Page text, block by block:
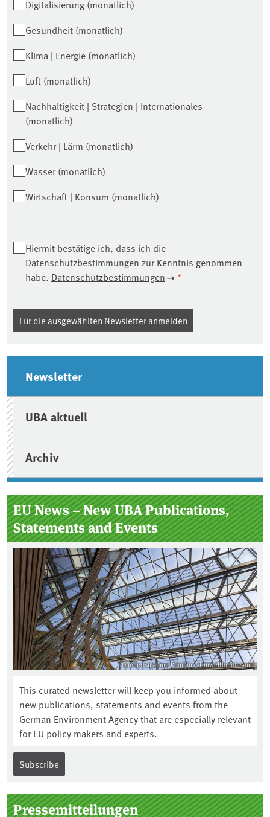
Digitalisierung (monatlich)
Gesundheit (monatlich)
Klima | Energie (monatlich)
Luft (monatlich)
Nachhaltigkeit | Strategien | Internationales
(monatlich)
Verkehr | Lärm (monatlich)
Wasser (monatlich)
Wirtschaft | Konsum (monatlich)
Hiermit bestätige ich, dass ich die
Datenschutzbestimmungen zur Kenntnis genommen
habe. Datenschutzbestimmungen *
Seitenleiste
Newsletter
UBA aktuell
Archiv
EU News – New UBA Publications,
Statements and Events
Quelle: Susanne Kambor / Umweltbundesamt
This curated newsletter will keep you informed about
new publications, statements and events from the
German Environment Agency that are especially relevant
for EU policy makers and experts.
Subscribe
Pressemitteilungen